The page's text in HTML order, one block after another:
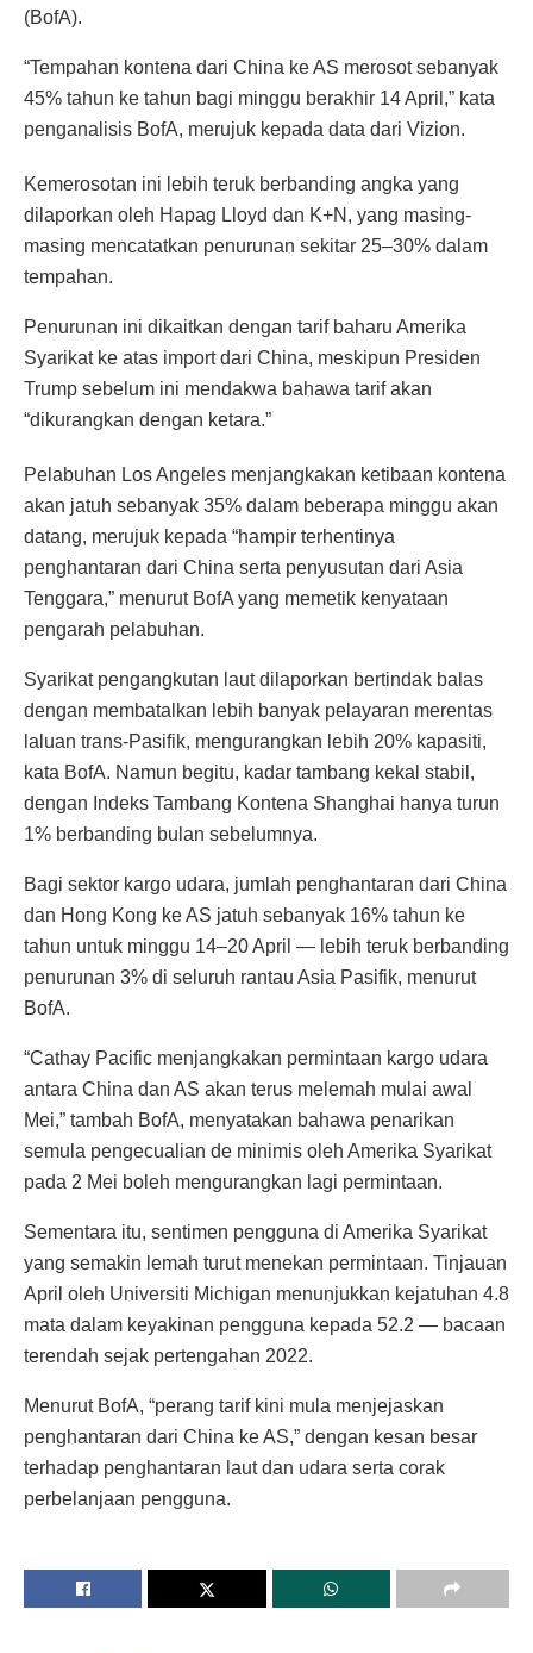
(BofA).
“Tempahan kontena dari China ke AS merosot sebanyak
45% tahun ke tahun bagi minggu berakhir 14 April,” kata
penganalisis BofA, merujuk kepada data dari Vizion.
Kemerosotan ini lebih teruk berbanding angka yang
dilaporkan oleh Hapag Lloyd dan K+N, yang masing-
masing mencatatkan penurunan sekitar 25–30% dalam
tempahan.
Penurunan ini dikaitkan dengan tarif baharu Amerika
Syarikat ke atas import dari China, meskipun Presiden
Trump sebelum ini mendakwa bahawa tarif akan
“dikurangkan dengan ketara.”
Pelabuhan Los Angeles menjangkakan ketibaan kontena
akan jatuh sebanyak 35% dalam beberapa minggu akan
datang, merujuk kepada “hampir terhentinya
penghantaran dari China serta penyusutan dari Asia
Tenggara,” menurut BofA yang memetik kenyataan
pengarah pelabuhan.
Syarikat pengangkutan laut dilaporkan bertindak balas
dengan membatalkan lebih banyak pelayaran merentas
laluan trans-Pasifik, mengurangkan lebih 20% kapasiti,
kata BofA. Namun begitu, kadar tambang kekal stabil,
dengan Indeks Tambang Kontena Shanghai hanya turun
1% berbanding bulan sebelumnya.
Bagi sektor kargo udara, jumlah penghantaran dari China
dan Hong Kong ke AS jatuh sebanyak 16% tahun ke
tahun untuk minggu 14–20 April — lebih teruk berbanding
penurunan 3% di seluruh rantau Asia Pasifik, menurut
BofA.
“Cathay Pacific menjangkakan permintaan kargo udara
antara China dan AS akan terus melemah mulai awal
Mei,” tambah BofA, menyatakan bahawa penarikan
semula pengecualian de minimis oleh Amerika Syarikat
pada 2 Mei boleh mengurangkan lagi permintaan.
Sementara itu, sentimen pengguna di Amerika Syarikat
yang semakin lemah turut menekan permintaan. Tinjauan
April oleh Universiti Michigan menunjukkan kejatuhan 4.8
mata dalam keyakinan pengguna kepada 52.2 — bacaan
terendah sejak pertengahan 2022.
Menurut BofA, “perang tarif kini mula menjejaskan
penghantaran dari China ke AS,” dengan kesan besar
terhadap penghantaran laut dan udara serta corak
perbelanjaan pengguna.